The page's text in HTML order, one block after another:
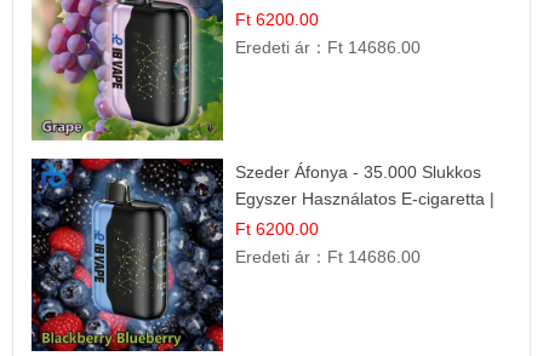
Ft 6200.00
Eredeti ár： Ft 14686.00
Szeder Áfonya - 35.000 Slukkos
Egyszer Használatos E-cigaretta |
Prémium Ízélmény
Ft 6200.00
Eredeti ár： Ft 14686.00